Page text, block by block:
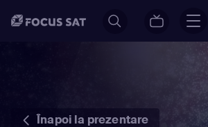
Înapoi la prezentare